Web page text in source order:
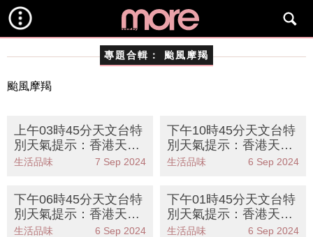
專題合輯： 颱風摩羯
颱風摩羯
上午03時45分天文台特
別天氣提示：香港天文
台發出三號強風信號 超
生活品味 7 Sep 2024
下午10時45分天文台特
別天氣提示：香港天文
台發出三號強風信號 超
生活品味 6 Sep 2024
下午06時45分天文台特
別天氣提示：香港天文
台發出三號強風信號 超
生活品味 6 Sep 2024
下午01時45分天文台特
別天氣提示：香港天文
台發出三號強風信號 超
生活品味 6 Sep 2024